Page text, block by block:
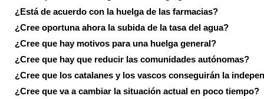
¿Está de acuerdo con la huelga de las farmacias?
¿Cree oportuna ahora la subida de la tasa del agua?
¿Cree que hay motivos para una huelga general?
¿Cree que hay que reducir las comunidades autónomas?
¿Cree que los catalanes y los vascos conseguirán la
¿Cree que va a cambiar la situación actual en poco tiempo?